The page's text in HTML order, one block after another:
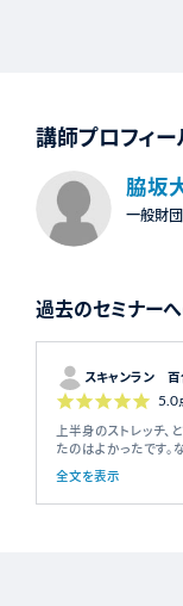
講師プロフィー
脇坂
一般財
過去のセミナー
スキャンラン 百
5.0
上半身のストレッチ、
たのはよかったです。
全文を表示